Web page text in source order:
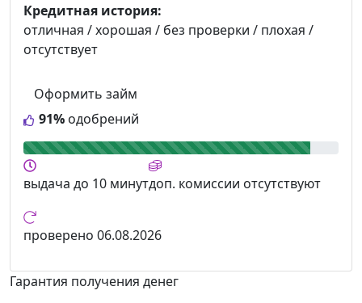
91% одобрений
Оформить займ
Кредитная история:
отличная / хорошая / без проверки / плохая /
отсутствует
выдача до 10 минутдоп. комиссии отсутствуют
проверено 06.08.2026
Гарантия получения денег